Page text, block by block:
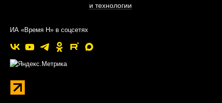
и технологии
ИА «Время Н» в соцсетях